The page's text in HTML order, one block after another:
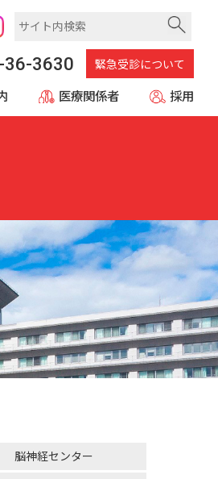
36-3630 緊急受診について
医療関係者 採用
脳神経センター